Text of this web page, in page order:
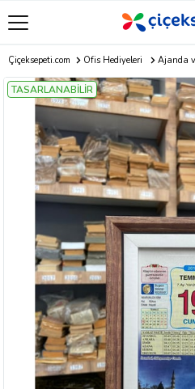
Çiçeksepeti.com Ofis Hediyeleri Ajanda
TASARLANABİLİR